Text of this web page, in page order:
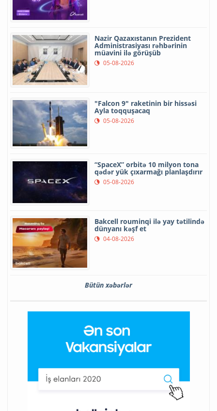
Nazir Qazaxıstanın Prezident
Administrasiyası rəhbərinin
müavini ilə görüşüb
05-08-2026
"Falcon 9" raketinin bir hissəsi
Ayla toqquşacaq
05-08-2026
“SpaceX” orbitə 10 milyon tona
qədər yük çıxarmağı planlaşdırır
05-08-2026
Bakcell rouminqi ilə yay tətilində
dünyanı kəşf et
04-08-2026
Bütün xəbərlər